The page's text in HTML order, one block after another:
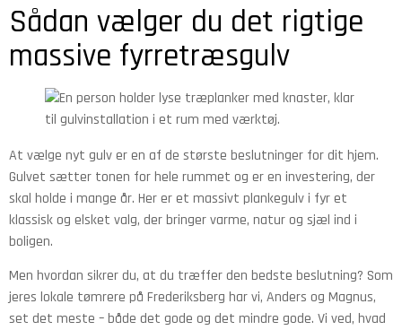
Sådan vælger du det rigtige
massive fyrretræsgulv
At vælge nyt gulv er en af de største beslutninger for dit hjem.
Gulvet sætter tonen for hele rummet og er en investering, der
skal holde i mange år. Her er et massivt plankegulv i fyr et
klassisk og elsket valg, der bringer varme, natur og sjæl ind i
boligen.
Men hvordan sikrer du, at du træffer den bedste beslutning? Som
jeres lokale tømrere på Frederiksberg har vi, Anders og Magnus,
set det meste – både det gode og det mindre gode. Vi ved, hvad